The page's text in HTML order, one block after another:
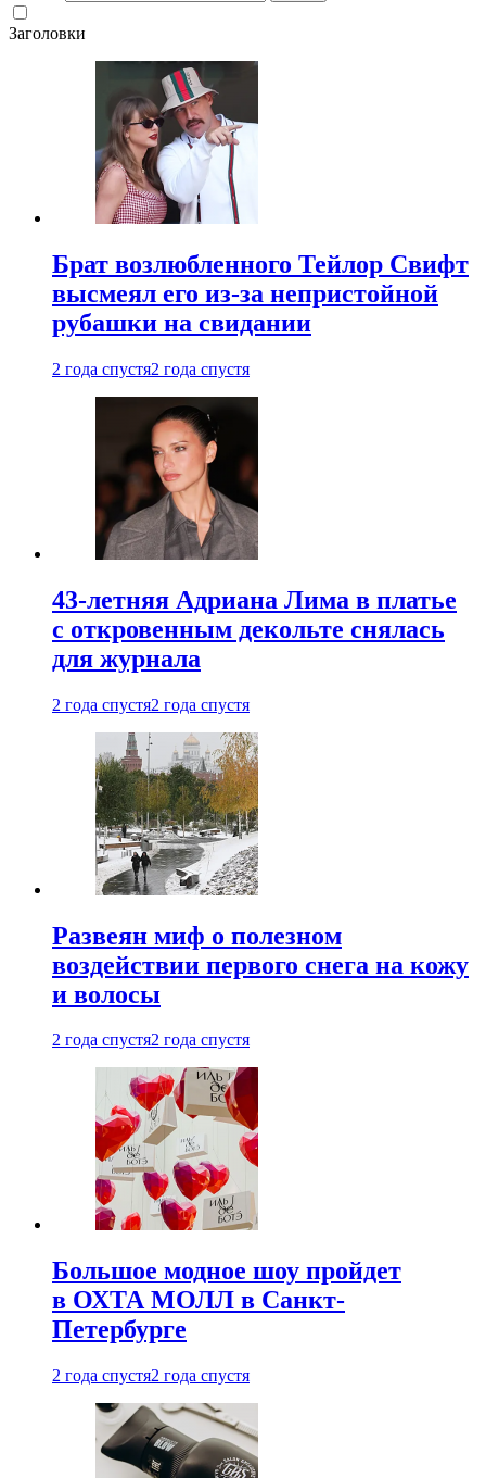
Заголовки
Брат возлюбленного Тейлор Свифт
высмеял его из-за непристойной
рубашки на свидании
2 года спустя2 года спустя
43-летняя Адриана Лима в платье
с откровенным декольте снялась
для журнала
2 года спустя2 года спустя
Развеян миф о полезном
воздействии первого снега на кожу
и волосы
2 года спустя2 года спустя
Большое модное шоу пройдет
в ОХТА МОЛЛ в Санкт-
Петербурге
2 года спустя2 года спустя